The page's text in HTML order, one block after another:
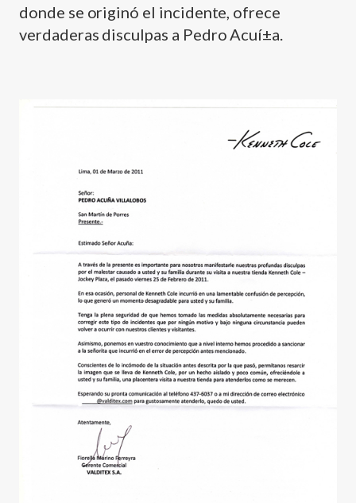
donde se originó el incidente, ofrece
verdaderas disculpas a Pedro Acuí±a.